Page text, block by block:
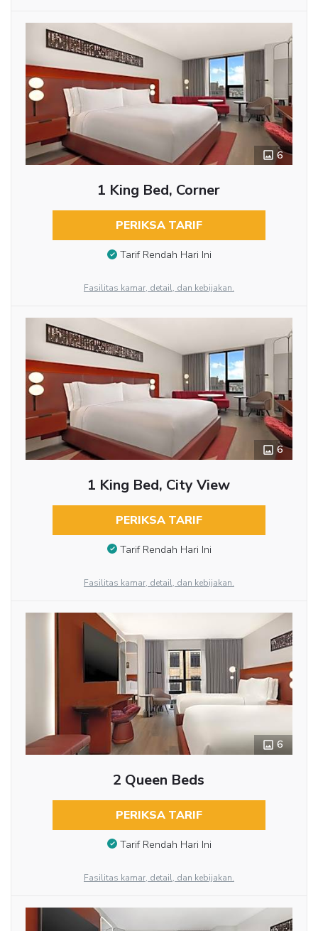
6
1 King Bed, Corner
PERIKSA TARIF
Tarif Rendah Hari Ini
Fasilitas kamar, detail, dan kebijakan.
6
1 King Bed, City View
PERIKSA TARIF
Tarif Rendah Hari Ini
Fasilitas kamar, detail, dan kebijakan.
6
2 Queen Beds
PERIKSA TARIF
Tarif Rendah Hari Ini
Fasilitas kamar, detail, dan kebijakan.